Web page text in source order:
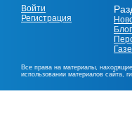
Войти
Регистрация
Все права на материалы,
использовании материалов сайта,